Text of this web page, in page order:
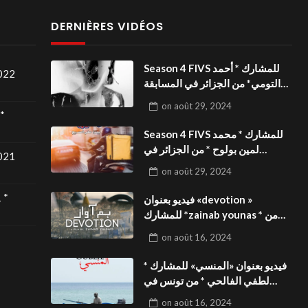
*
DERNIÈRES VIDÉOS
Season 4 FIVS للمشارك * أحمد
التومي* من الجزائر في المسابقة
للفيدوهات التوعوية«Dark Life
»فيديو بعنوان
on août 29, 2024
Season 4 FIVS للمشارك * محمد
لمين بولوح * من الجزائر في
للفيدوهات التوعوية«Pizza
express »فيديو بعنوان
on août 29, 2024
فيديو بعنوان «devotion »
للمشارك *zainab younas * من
بالمهرجان الدولي للفيدوهات
التوعوية Season 4 FIVS
on août 16, 2024
فيديو بعنوان «المنسي» للمشارك *
لطفي الفالحي * من تونس في
on août 16, 2024